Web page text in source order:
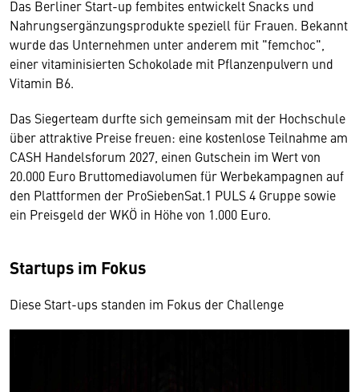
Das Berliner Start-up fembites entwickelt Snacks und
Nahrungsergänzungsprodukte speziell für Frauen. Bekannt
wurde das Unternehmen unter anderem mit "femchoc",
einer vitaminisierten Schokolade mit Pflanzenpulvern und
Vitamin B6.
Das Siegerteam durfte sich gemeinsam mit der Hochschule
über attraktive Preise freuen: eine kostenlose Teilnahme am
CASH Handelsforum 2027, einen Gutschein im Wert von
20.000 Euro Bruttomediavolumen für Werbekampagnen auf
den Plattformen der ProSiebenSat.1 PULS 4 Gruppe sowie
ein Preisgeld der WKÖ in Höhe von 1.000 Euro.
Startups im Fokus
Diese Start-ups standen im Fokus der Challenge